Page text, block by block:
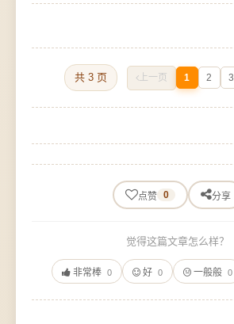
共 3 页 上一页 1 2 3
点赞 0 分享
觉得这篇文章怎么样？
非常棒 0 好 0 一般般 0